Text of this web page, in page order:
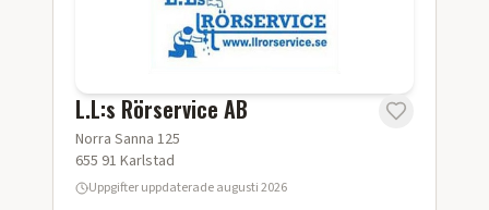
L.L:s Rörservice AB
Norra Sanna 125
655 91 Karlstad
Uppgifter uppdateradeaugusti 2026